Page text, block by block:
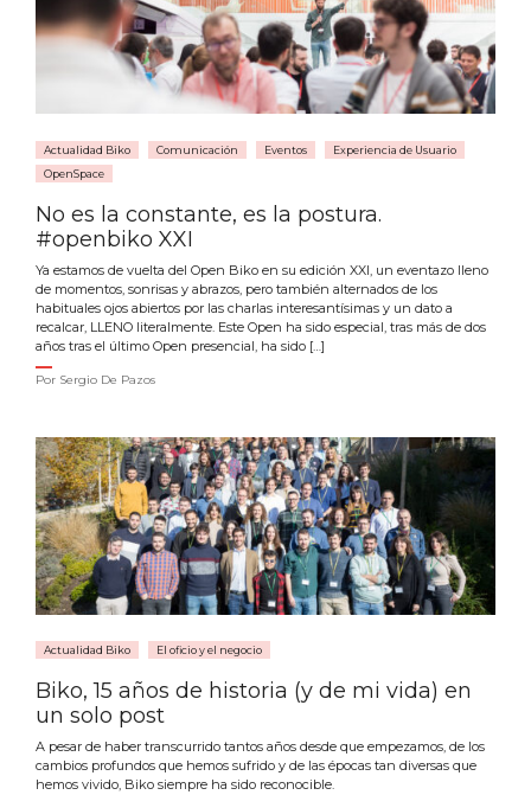
Actualidad Biko Comunicación Eventos
Experiencia de Usuario
OpenSpace
No es la constante, es la postura.
#openbiko XXI
Ya estamos de vuelta del Open Biko en su edición XXI, un eventazo lleno
de momentos, sonrisas y abrazos, pero también alternados de los
habituales ojos abiertos por las charlas interesantísimas y un dato a
recalcar, LLENO literalmente. Este Open ha sido especial, tras más de dos
años tras el último Open presencial, ha sido […]
Por Sergio De Pazos
Actualidad Biko El oficio y el negocio
Biko, 15 años de historia (y de mi vida) en
un solo post
A pesar de haber transcurrido tantos años desde que empezamos, de los
cambios profundos que hemos sufrido y de las épocas tan diversas que
hemos vivido, Biko siempre ha sido reconocible.